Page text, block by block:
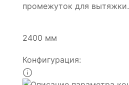
промежуток для вытяжки.
2400 мм
Конфигурация: